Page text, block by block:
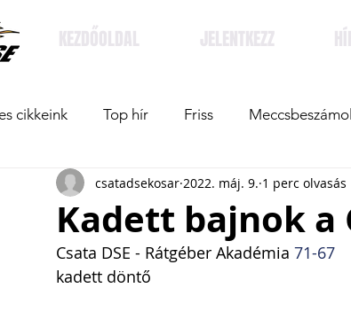
KEZDŐOLDAL JELENTKEZZ
cikkeink Top hír Friss
Kadett bajnok a
csatadsekosar 2022. máj. 9. 1 perc olvasás
Csata DSE - Rátgéber Akadémia 71-67
kadett döntő